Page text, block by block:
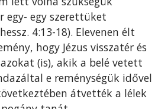
egy- egy szerettüket
4:13-18). Elevenen élt
hogy Jézus visszatér és
(is), akik a belé vetett
e reménységük idővel
átvették a lélek